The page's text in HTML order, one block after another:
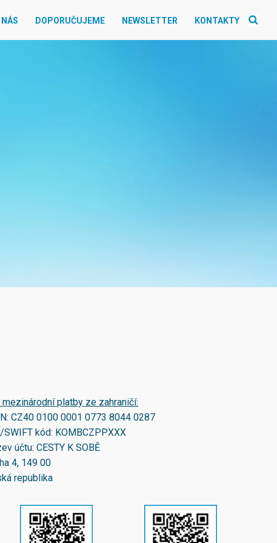
DOPORUČUJEME NEWSLETTER KONTAKTY
mezinárodní platby ze zahraničí:
CZ40 0100 0001 0773 8044 0287
SWIFT kód: KOMBCZPPXXX
účtu: CESTY K SOBĚ
4, 149 00
republika